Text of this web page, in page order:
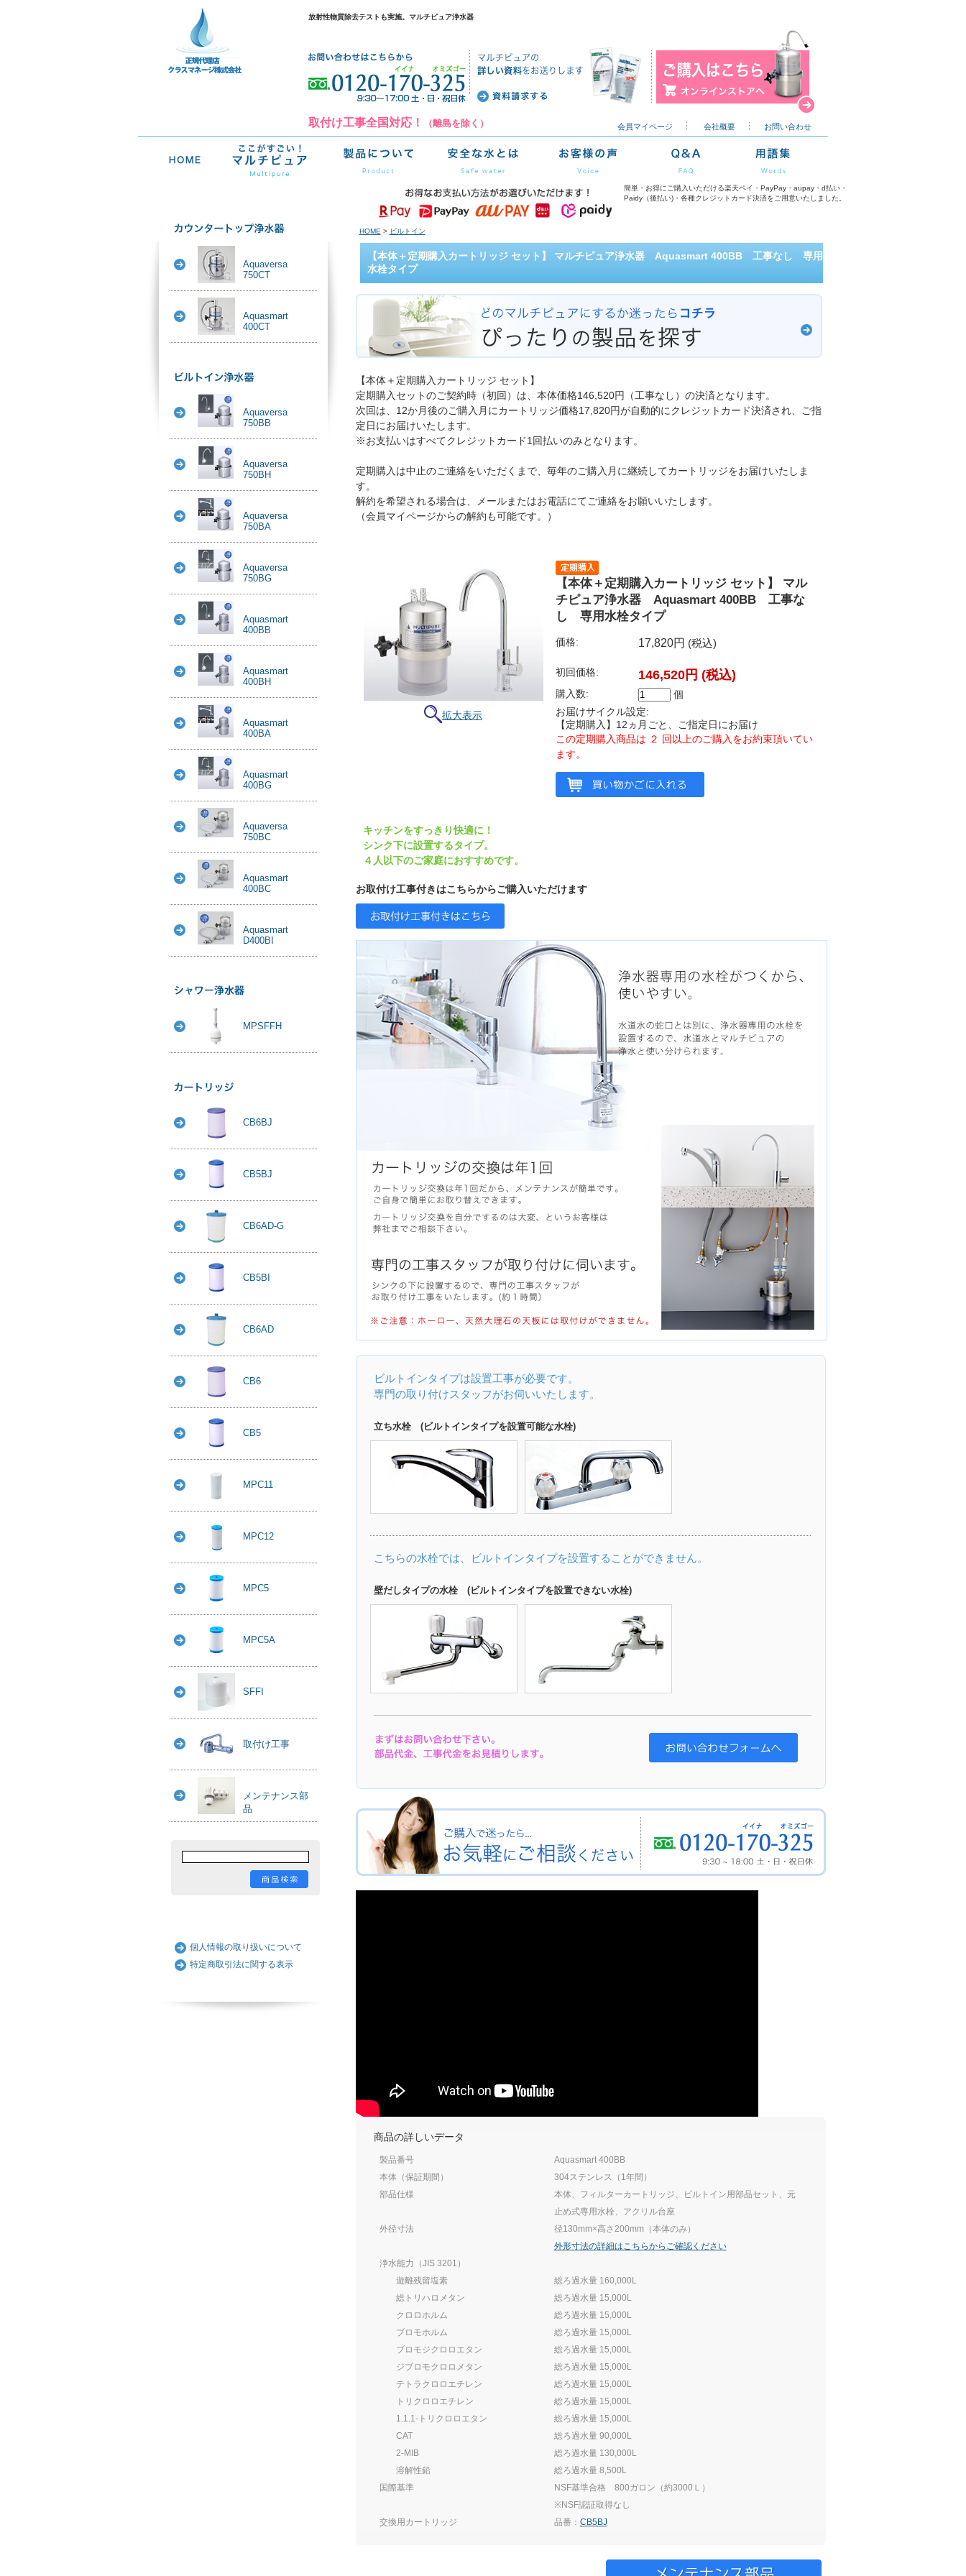
放射性物質除去テストも実施。マルチピュア浄水器
取付け工事全国対応！ （離島を除く） 会員マイページ 会社概要 お問い合わせ
Aquaversa
750CT
Aquasmart
400CT
Aquaversa
750BB
Aquaversa
750BH
Aquaversa
750BA
Aquaversa
750BG
Aquasmart
400BB
Aquasmart
400BH
Aquasmart
400BA
Aquasmart
400BG
Aquaversa
750BC
Aquasmart
400BC
Aquasmart
D400BI
MPSFFH
CB6BJ
CB5BJ
CB6AD-G
CB5BI
CB6AD
CB6
CB5
MPC11
MPC12
MPC5
MPC5A
SFFI
取付け工事
メンテナンス部
品
個人情報の取り扱いについて
特定商取引法に関する表示
簡単・お得にご購入いただける楽天ペイ・PayPay・aupay・d払い・
Paidy（後払い)・各種クレジットカード決済をご用意いたしました。
HOME > ビルトイン
【本体＋定期購入カートリッジ セット】 マルチピュア浄水器 Aquasmart 400BB 工事なし 専用
水栓タイプ
【本体＋定期購入カートリッジ セット】
定期購入セットのご契約時（初回）は、本体価格146,520円（工事なし）の決済となります。
次回は、12か月後のご購入月にカートリッジ価格17,820円が自動的にクレジットカード決済され、ご指
定日にお届けいたします。
※お支払いはすべてクレジットカード1回払いのみとなります。
定期購入は中止のご連絡をいただくまで、毎年のご購入月に継続してカートリッジをお届けいたしま
す。
解約を希望される場合は、メールまたはお電話にてご連絡をお願いいたします。
（会員マイページからの解約も可能です。）
拡大表示
【本体＋定期購入カートリッジ セット】 マル
チピュア浄水器 Aquasmart 400BB 工事な
し 専用水栓タイプ
価格: 17,820円 (税込)
初回価格: 146,520円 (税込)
購入数:
個
お届けサイクル設定:
【定期購入】12ヵ月ごと、ご指定日にお届け
この定期購入商品は ２ 回以上のご購入をお約束頂いてい
ます。
キッチンをすっきり快適に！
シンク下に設置するタイプ。
４人以下のご家庭におすすめです。
お取付け工事付きはこちらからご購入いただけます
ビルトインタイプは設置工事が必要です。
専門の取り付けスタッフがお伺いいたします。
立ち水栓 (ビルトインタイプを設置可能な水栓)
こちらの水栓では、ビルトインタイプを設置することができません。
壁だしタイプの水栓 (ビルトインタイプを設置できない水栓)
商品の詳しいデータ
製品番号
Aquasmart 400BB
本体（保証期間）
304ステンレス（1年間）
部品仕様
本体、フィルターカートリッジ、ビルトイン用部品セット、元
止め式専用水栓、アクリル台座
外径寸法
径130mm×高さ200mm（本体のみ）
外形寸法の詳細はこちらからご確認ください
浄水能力（JIS 3201）
遊離残留塩素
総ろ過水量 160,000L
総トリハロメタン
総ろ過水量 15,000L
クロロホルム
総ろ過水量 15,000L
ブロモホルム
総ろ過水量 15,000L
ブロモジクロロエタン
総ろ過水量 15,000L
ジブロモクロロメタン
総ろ過水量 15,000L
テトラクロロエチレン
総ろ過水量 15,000L
トリクロロエチレン
総ろ過水量 15,000L
1.1.1-トリクロロエタン
総ろ過水量 15,000L
CAT
総ろ過水量 90,000L
2-MIB
総ろ過水量 130,000L
溶解性鉛
総ろ過水量 8,500L
国際基準
NSF基準合格 800ガロン（約3000Ｌ）
※NSF認証取得なし
交換用カートリッジ
品番： CB5BJ